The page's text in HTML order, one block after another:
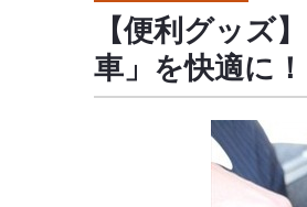
【便利グッズ
車」を快適に